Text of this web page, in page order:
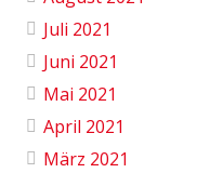
Juli 2021
Juni 2021
Mai 2021
April 2021
März 2021